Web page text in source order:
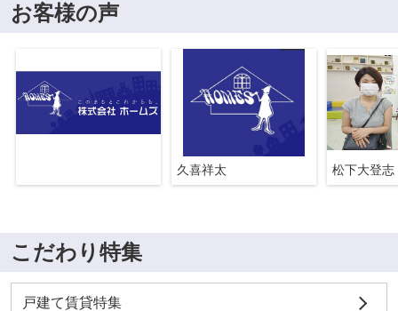
お客様の声
久喜祥太 松下大登志
こだわり特集
戸建て賃貸特集